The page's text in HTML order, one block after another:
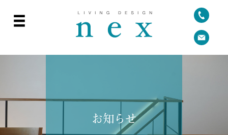
お知らせ